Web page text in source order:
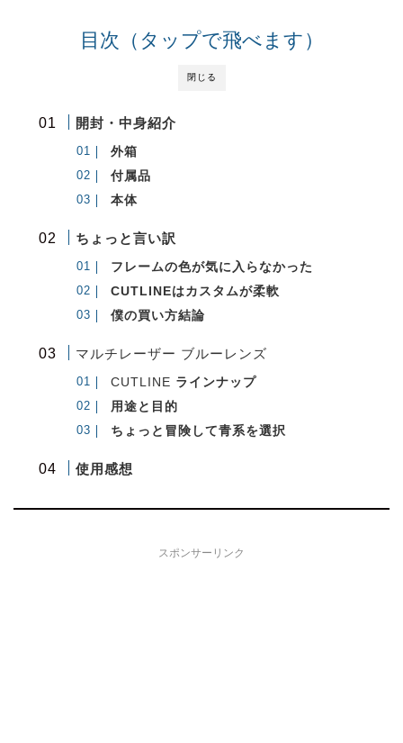
閉じる
目次（タップで飛べます）
開封・中身紹介
外箱
付属品
本体
ちょっと言い訳
フレームの色が気に入らなかった
CUTLINEはカスタムが柔軟
僕の買い方結論
マルチレーザー ブルーレンズ
CUTLINE ラインナップ
用途と目的
ちょっと冒険して青系を選択
使用感想
スポンサーリンク